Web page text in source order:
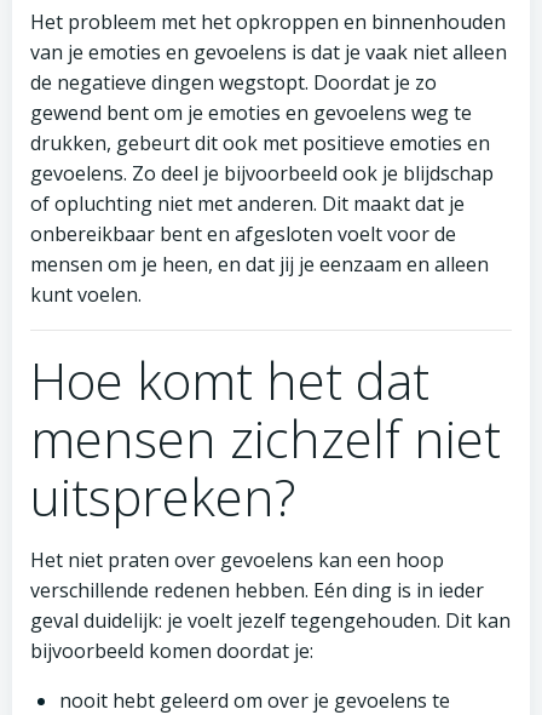
Het probleem met het opkroppen en binnenhouden
van je emoties en gevoelens is dat je vaak niet alleen
de negatieve dingen wegstopt. Doordat je zo
gewend bent om je emoties en gevoelens weg te
drukken, gebeurt dit ook met positieve emoties en
gevoelens. Zo deel je bijvoorbeeld ook je blijdschap
of opluchting niet met anderen. Dit maakt dat je
onbereikbaar bent en afgesloten voelt voor de
mensen om je heen, en dat jij je eenzaam en alleen
kunt voelen.
Hoe komt het dat
mensen zichzelf niet
uitspreken?
Het niet praten over gevoelens kan een hoop
verschillende redenen hebben. Eén ding is in ieder
geval duidelijk: je voelt jezelf tegengehouden. Dit kan
bijvoorbeeld komen doordat je:
nooit hebt geleerd om over je gevoelens te